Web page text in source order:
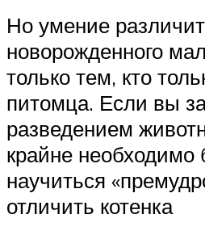
Но умение
новорожденного
только тем, кто
питомца. Если вы
разведением
крайне необходимо
научиться
отличить котенка